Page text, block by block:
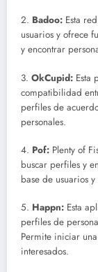
2. Badoo: Esta
usuarios y ofrece
y encontrar
3. OkCupid: Esta
compatibilidad
perfiles de
personales.
4. Pof: Plenty of
buscar perfiles y
base de usuarios
5. Happn: Esta
perfiles de
Permite iniciar
interesados.